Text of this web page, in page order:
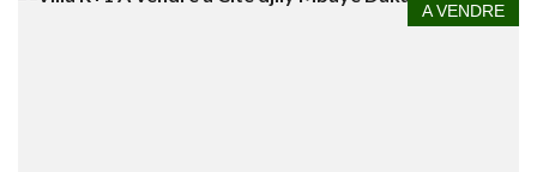
A VENDRE